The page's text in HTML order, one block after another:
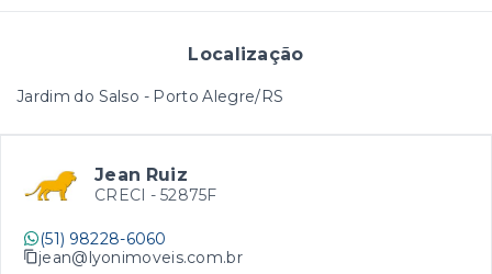
Localização
Jardim do Salso - Porto Alegre/RS
Jean Ruiz
CRECI - 52875F
(51) 98228-6060
jean@lyonimoveis.com.br